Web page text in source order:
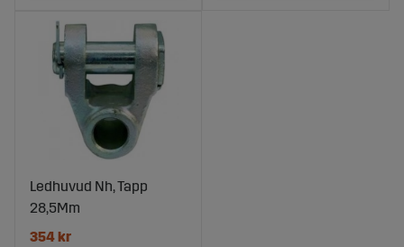
Ledhuvud Nh, Tapp
28,5Mm
354 kr